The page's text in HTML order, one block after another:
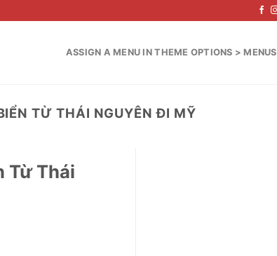
ASSIGN A MENU IN THEME OPTIONS > MENUS
TỪ THÁI NGUYÊN ĐI MỸ
Từ Thái